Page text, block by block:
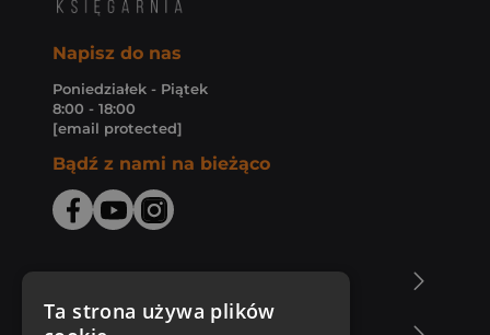
Napisz do nas
Poniedziałek - Piątek
8:00 - 18:00
[email protected]
Bądź z nami na bieżąco
Ta strona używa plików